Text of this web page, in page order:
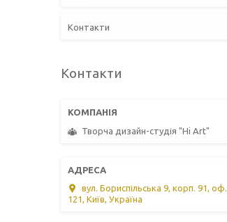
Контакти
Контакти
Творча дизайн-студія "Hi Art"
вул. Бориспільська 9, корп. 91, оф.
121, Київ, Україна